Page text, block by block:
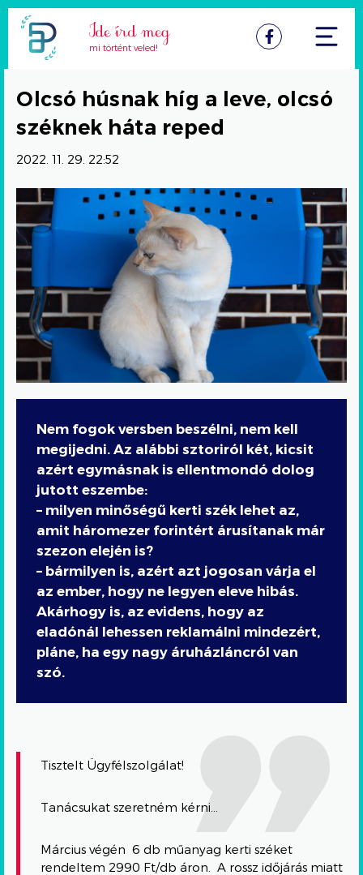
mi történt veled! Facebook
Olcsó húsnak híg a leve, olcsó
széknek háta reped
2022. 11. 29. 22:52
Nem fogok versben beszélni, nem kell
megijedni. Az alábbi sztoriról két, kicsit
azért egymásnak is ellentmondó dolog
jutott eszembe:
– milyen minőségű kerti szék lehet az,
amit háromezer forintért árusítanak már
szezon elején is?
– bármilyen is, azért azt jogosan várja el
az ember, hogy ne legyen eleve hibás.
Akárhogy is, az evidens, hogy az
eladónál lehessen reklamálni mindezért,
pláne, ha egy nagy áruházláncról van
szó.
Tisztelt Ügyfélszolgálat!
Tanácsukat szeretném kérni…
Március végén 6 db műanyag kerti széket
rendeltem 2990 Ft/db áron. A rossz időjárás miatt